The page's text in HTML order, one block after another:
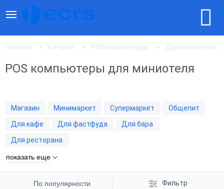
Главная Каталог POS компьютеры Для миниотеля
POS компьютеры для миниотеля
Магазин Минимаркет Супермаркет
Общепит
Для кафе
Для фастфуда
Для бара
Для ресторана
показать еще
По популярности Фильтр
По цене, по возрастанию